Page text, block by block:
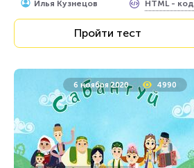
Илья Кузнецов HTML - код
Пройти тест
6 ноября 2020 4990